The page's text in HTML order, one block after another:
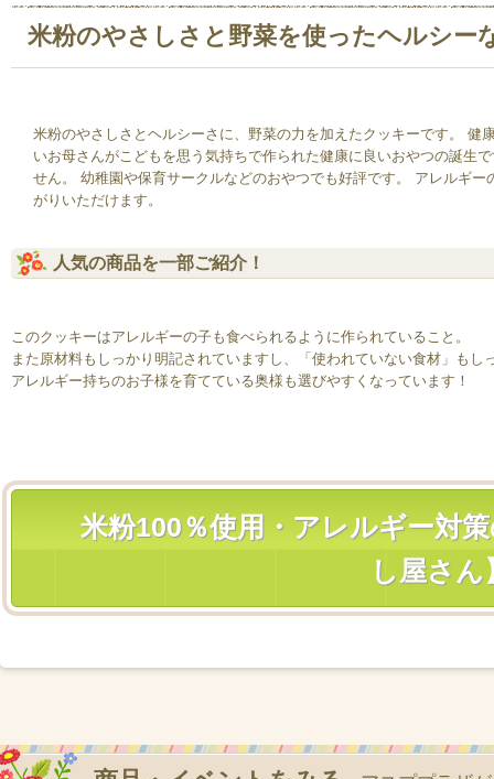
米粉のやさしさと野菜を使ったヘルシー
米粉のやさしさとヘルシーさに、野菜の力を加えたクッキーです。 健
いお母さんがこどもを思う気持ちで作られた健康に良いおやつの誕生
せん。 幼稚園や保育サークルなどのおやつでも好評です。 アレルギ
がりいただけます。
人気の商品を一部ご紹介！
このクッキーはアレルギーの子も食べられるように作られていること。
また原材料もしっかり明記されていますし、「使われていない食材」もし
アレルギー持ちのお子様を育てている奥様も選びやすくなっています！
米粉100％使用・アレルギー対
し屋さん